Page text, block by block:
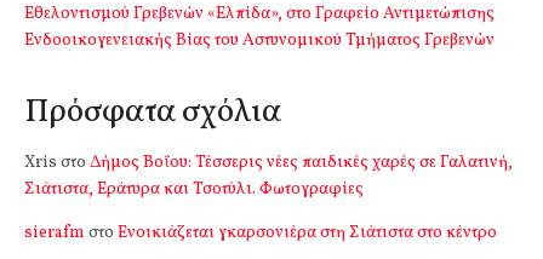
Εθελοντισμού Γρεβενών «Ελπίδα», στο Γραφείο Αντιμετώπισης
Ενδοοικογενειακής Βίας του Αστυνομικού Τμήματος Γρεβενών
Πρόσφατα σχόλια
Xris στο Δήμος Βοΐου: Τέσσερις νέες παιδικές χαρές σε Γαλατινή,
Σιάτιστα, Εράτυρα και Τσοτύλι. Φωτογραφίες
sierafm στο Ενοικιάζεται γκαρσονιέρα στη Σιάτιστα στο κέντρο